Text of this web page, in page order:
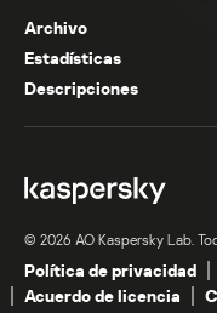
Archivo
Estadísticas
Descripciones
© 2026 AO Kaspersky Lab.
Política de privacidad
Acuerdo de licencia